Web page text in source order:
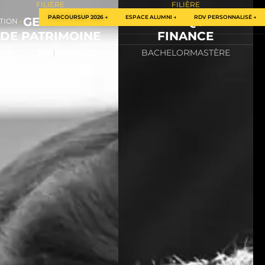
PARCOURSUP 2026 → ESPACE ALUMNI → RDV PERSONNALISÉ →
FILIÈRE
GESTION
DE PATRIMOINE
BACHELOR
Mastère Expert Conseil en
Gestion de Patrimoine →
FILIÈRE
BANQUE
FINANCE
BACHELORMASTÈRE